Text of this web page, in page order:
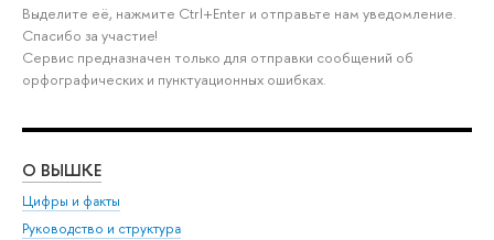
Выделите её, нажмите Ctrl+Enter и отправьте нам уведомление.
Спасибо за участие!
Сервис предназначен только для отправки сообщений об
орфографических и пунктуационных ошибках.
О ВЫШКЕ
Цифры и факты
Руководство и структура